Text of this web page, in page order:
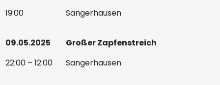
19:00
Sangerhausen
09.05.2025
22:00 – 12:00
Großer Zapfenstreich
Sangerhausen